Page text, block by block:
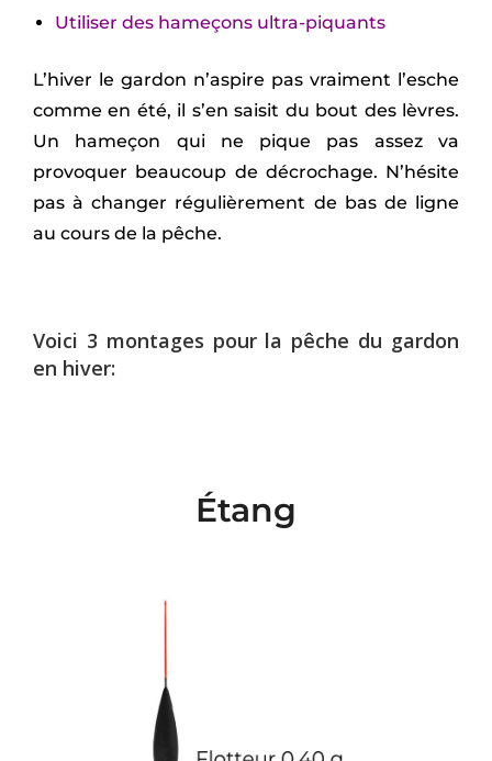
Utiliser des hameçons ultra-piquants
L’hiver le gardon n’aspire pas vraiment l’esche
comme en été, il s’en saisit du bout des lèvres.
Un hameçon qui ne pique pas assez va
provoquer beaucoup de décrochage. N’hésite
pas à changer régulièrement de bas de ligne
au cours de la pêche.
Voici 3 montages pour la pêche du gardon
en hiver:
Étang